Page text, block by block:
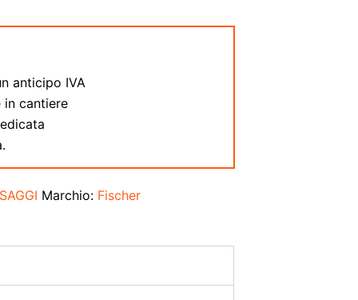
anticipo IVA
cantiere
Marchio: Fischer